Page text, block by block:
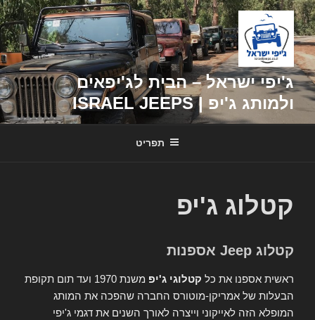
דילוג
לתוכן
ג'יפי ישראל – הבית לג'יפאים
ולמותג ג'יפ | ISRAEL JEEPS
תפריט
קטלוג ג'יפ
קטלוג Jeep אספנות
ראשית אספנו את כל קטלוגי ג'יפ
משנת 1970 ועד תום תקופת
הבעלות של אמריקן-מוטורס החברה שהפכה את המותג
המופלא הזה לאייקוני וייצרה לאורך השנים את דגמי ג'יפי